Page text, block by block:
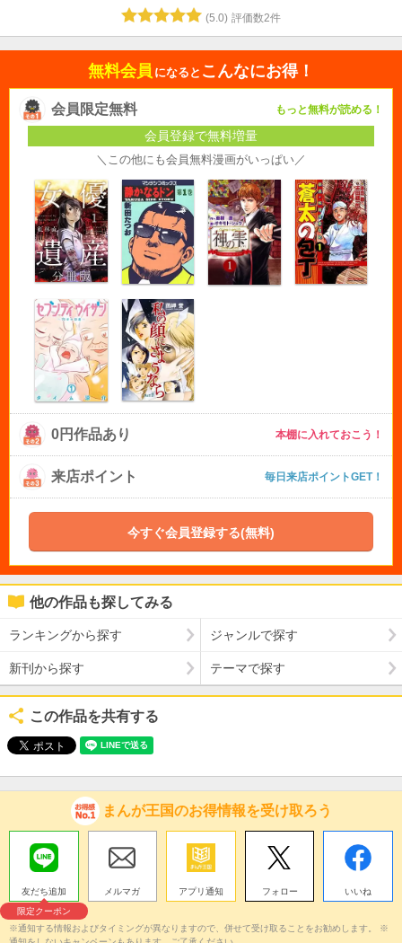
(5.0) 評価数2件
無料会員 になると こんなにお得！
会員限定無料 もっと無料が読める！
会員登録で無料増量
＼この他にも会員無料漫画がいっぱい／
0円作品あり 本棚に入れておこう！
来店ポイント 毎日来店ポイントGET！
今すぐ会員登録する(無料)
他の作品も探してみる
ランキングから探す ジャンルで探す
新刊から探す テーマで探す
この作品を共有する
まんが王国のお得情報を受け取ろう
友だち追加
限定クーポン
メルマガ アプリ通知 フォロー いいね
※通知する情報およびタイミングが異なりますので、併せて受け取ることをお勧めします。 ※